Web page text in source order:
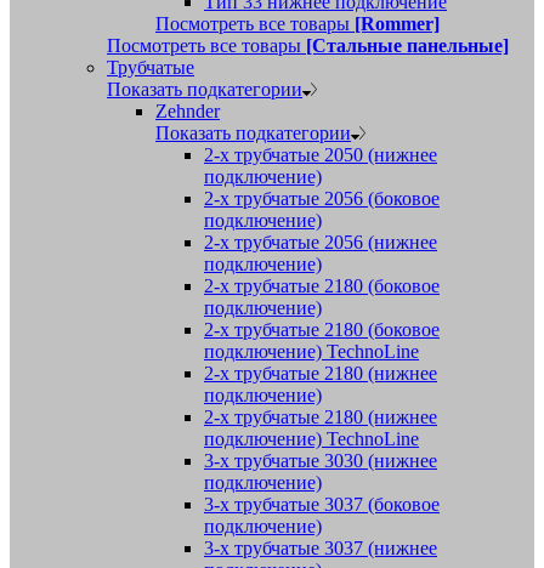
Посмотреть все товары [Rommer]
Посмотреть все товары [Стальные панельные]
Трубчатые
Показать подкатегории
Zehnder
Показать подкатегории
2-х трубчатые 2050 (нижнее
подключение)
2-х трубчатые 2056 (боковое
подключение)
2-х трубчатые 2056 (нижнее
подключение)
2-х трубчатые 2180 (боковое
подключение)
2-х трубчатые 2180 (боковое
подключение) TechnoLine
2-х трубчатые 2180 (нижнее
подключение)
2-х трубчатые 2180 (нижнее
подключение) TechnoLine
3-х трубчатые 3030 (нижнее
подключение)
3-х трубчатые 3037 (боковое
подключение)
3-х трубчатые 3037 (нижнее